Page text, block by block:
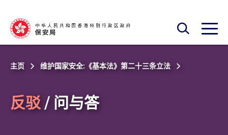
开启搜寻框
开启
主页 维护国家安全:《基本法》第二十三条立法
反驳/ 问与答